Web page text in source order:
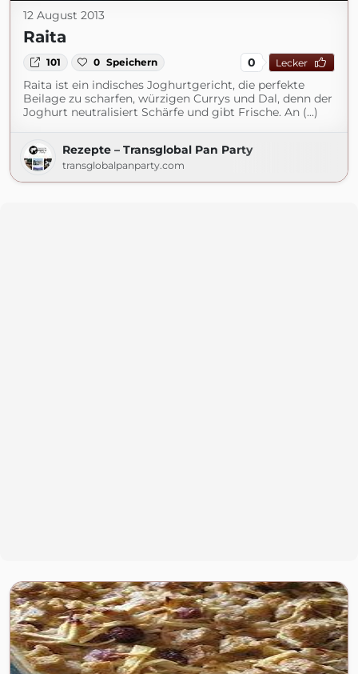
12 August 2013
Raita
101 0 Speichern 0 Lecker
Raita ist ein indisches Joghurtgericht, die perfekte
Beilage zu scharfen, würzigen Currys und Dal, denn der
Joghurt neutralisiert Schärfe und gibt Frische. An (...)
Rezepte – Transglobal Pan Party
transglobalpanparty.com